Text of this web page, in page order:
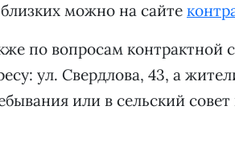
можно на сайте
по вопросам контрактной
ул. Свердлова, 43, а
или в сельский